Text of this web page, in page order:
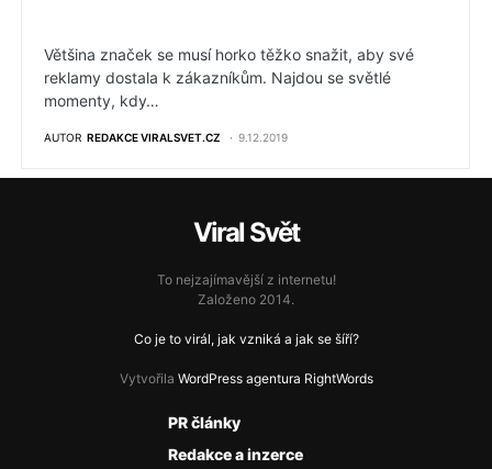
Většina značek se musí horko těžko snažit, aby své
reklamy dostala k zákazníkům. Najdou se světlé
momenty, kdy…
AUTOR REDAKCE VIRALSVET.CZ 9.12.2019
Viral Svět
To nejzajímavější z internetu!
Založeno 2014.
Co je to virál, jak vzniká a jak se šíří?
Vytvořila WordPress agentura RightWords
PR články
Redakce a inzerce